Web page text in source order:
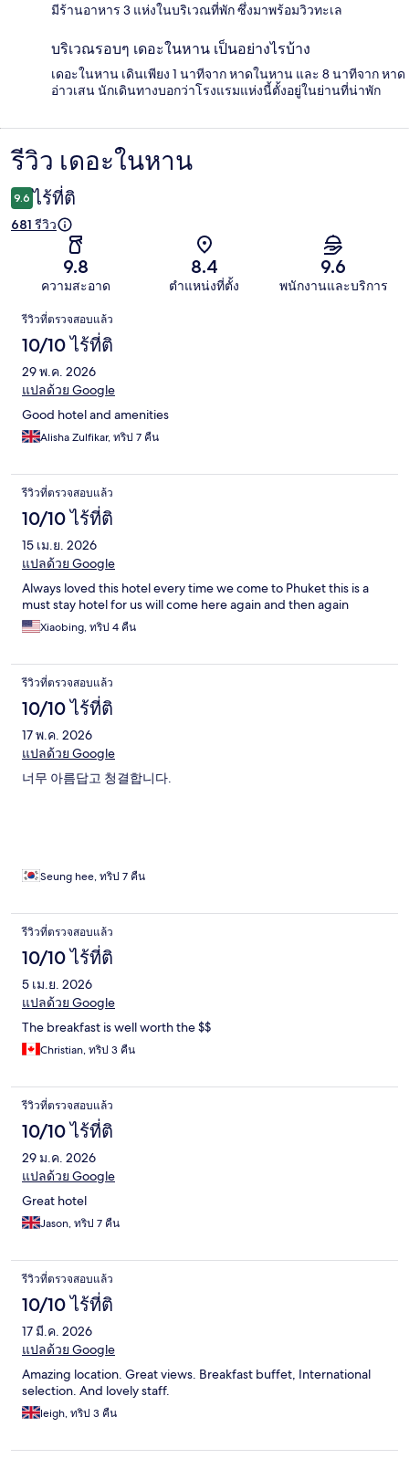
มีร้านอาหาร 3 แห่งในบริเวณที่พัก ซึ่งมาพร้อมวิวทะเล
บริเวณรอบๆ เดอะในหาน เป็นอย่างไรบ้าง
เดอะในหาน เดินเพียง 1 นาทีจาก หาดในหาน และ 8 นาทีจาก หาด
อ่าวเสน นักเดินทางบอกว่าโรงแรมแห่งนี้ตั้งอยู่ในย่านที่น่าพัก
รีวิว
รีวิว เดอะในหาน
9.6 ไร้ที่ติ
681 รีวิว
9.8
ความสะอาด
8.4
ตำแหน่งที่ตั้ง
9.6
พนักงานและบริการ
รีวิว
รีวิวที่ตรวจสอบแล้ว
10/10 ไร้ที่ติ
29 พ.ค. 2026
แปลด้วย Google
Good hotel and amenities
Alisha Zulfikar, ทริป 7 คืน
รีวิวที่ตรวจสอบแล้ว
10/10 ไร้ที่ติ
15 เม.ย. 2026
แปลด้วย Google
Always loved this hotel every time we come to Phuket this is a
must stay hotel for us will come here again and then again
Xiaobing, ทริป 4 คืน
รีวิวที่ตรวจสอบแล้ว
10/10 ไร้ที่ติ
17 พ.ค. 2026
แปลด้วย Google
너무 아름답고 청결합니다.
Seung hee, ทริป 7 คืน
รีวิวที่ตรวจสอบแล้ว
10/10 ไร้ที่ติ
5 เม.ย. 2026
แปลด้วย Google
The breakfast is well worth the $$
Christian, ทริป 3 คืน
รีวิวที่ตรวจสอบแล้ว
10/10 ไร้ที่ติ
29 ม.ค. 2026
แปลด้วย Google
Great hotel
Jason, ทริป 7 คืน
รีวิวที่ตรวจสอบแล้ว
10/10 ไร้ที่ติ
17 มี.ค. 2026
แปลด้วย Google
Amazing location. Great views. Breakfast buffet, International
selection. And lovely staff.
leigh, ทริป 3 คืน